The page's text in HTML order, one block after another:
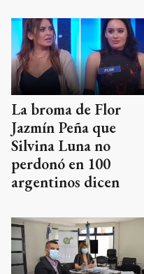
La broma de Flor
Jazmín Peña que
Silvina Luna no
perdonó en 100
argentinos dicen